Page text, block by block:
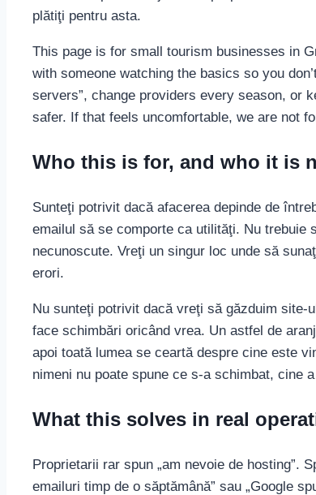
plătiţi pentru asta.
This page is for small tourism businesses in
with someone watching the basics so you
servers”, change providers every season, or
safer. If that feels uncomfortable, we are not
Who this is for, and who it is
Sunteţi potrivit dacă afacerea depinde de
emailul să se comporte ca utilităţi. Nu trebuie
necunoscute. Vreţi un singur loc unde să
erori.
Nu sunteţi potrivit dacă vreţi să găzduim
face schimbări oricând vrea. Un astfel de
apoi toată lumea se ceartă despre cine este
nimeni nu poate spune ce s-a schimbat, cine
What this solves in real
Proprietarii rar spun „am nevoie de hosting”.
emailuri timp de o săptămână” sau „Google